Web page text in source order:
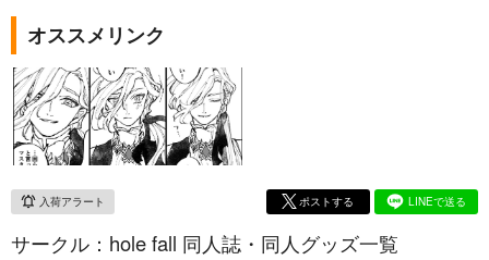
オススメリンク
入荷アラート ポストする LINEで送る
サークル：hole fall 同人誌・同人グッズ一覧